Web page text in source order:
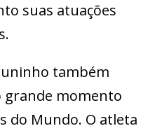
suas atuações
também
momento
do Mundo. O atleta